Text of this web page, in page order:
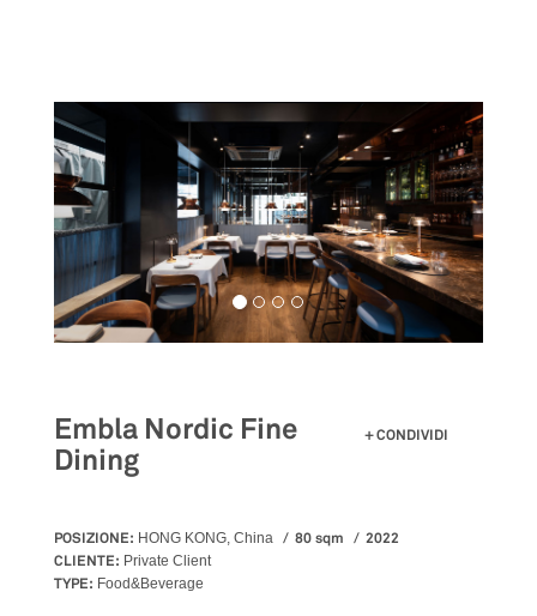
Embla Nordic Fine
Dining
CONDIVIDI
POSIZIONE: HONG KONG, China 80 sqm
2022
CLIENTE: Private Client
TYPE: Food&Beverage